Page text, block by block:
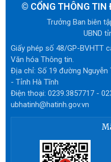
© CỔNG THÔNG
Trưởng Ban biên
UBND
Giấy phép số 48/GP-BVHTT
Văn hóa Thông tin.
Địa chỉ: Số 19 đường Nguyễn
- Tỉnh Hà Tĩnh
Điện thoại: 0239.3857717 -
ubhatinh@hatinh.gov.vn